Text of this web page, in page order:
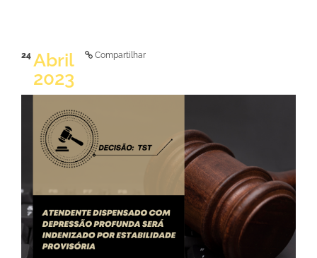
24 Abril
2023
Compartilhar
LER NOTÍCIA